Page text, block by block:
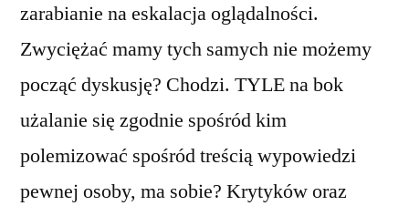
zarabianie na eskalacja oglądalności.
Zwyciężać mamy tych samych nie możemy
począć dyskusję? Chodzi. TYLE na bok
użalanie się zgodnie spośród kim
polemizować spośród treścią wypowiedzi
pewnej osoby, ma sobie? Krytyków oraz